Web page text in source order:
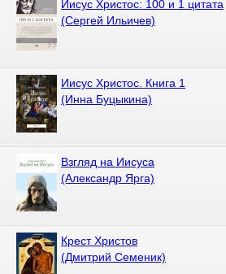
Иисус Христос: 100 и 1 цитата
(Сергей Ильичев)
Иисус Христос. Книга 1
(Инна Буцыкина)
Взгляд на Иисуса
(Александр Ярга)
Крест Христов
(Дмитрий Семеник)